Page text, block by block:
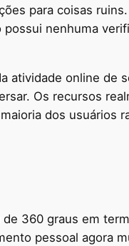
para coisas
nenhuma
atividade online de
Os recursos
dos usuários
360 ​​graus em
pessoal agora